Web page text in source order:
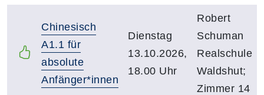
Chinesisch
A1.1 für
absolute
Anfänger*innen
Dienstag
13.10.2026,
18.00 Uhr
Robert
Schuman
Realschule
Waldshut;
Zimmer 14